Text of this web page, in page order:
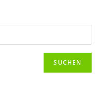
Optionen
der
Produktseite
gewählt
werdenSUCHEN